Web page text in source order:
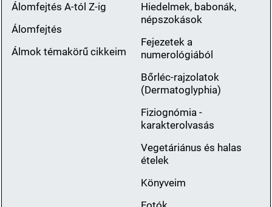
Álomfejtés A-tól Z-ig
Álomfejtés
Álmok témakörű cikkeim
Hiedelmek, babonák,
népszokások
Fejezetek a
numerológiából
Bőrléc-rajzolatok
(Dermatoglyphia)
Fiziognómia -
karakterolvasás
Vegetáriánus és halas
ételek
Könyveim